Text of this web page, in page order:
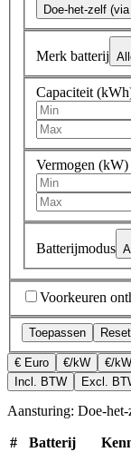
Doe-het-zelf
Merk batterij
Capaciteit
Vermogen (kW)
Batterijmodus
Voorkeuren
Toepassen Reset
€ Euro €/kW
€/
Incl. BTW
Excl.
Aansturing: Doe-
# Batterij